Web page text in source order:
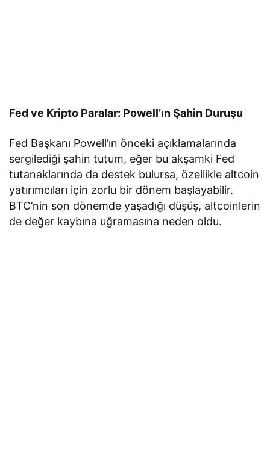
Fed ve Kripto Paralar: Powell’ın Şahin Duruşu
Fed Başkanı Powell’ın önceki açıklamalarında
sergilediği şahin tutum, eğer bu akşamki Fed
tutanaklarında da destek bulursa, özellikle altcoin
yatırımcıları için zorlu bir dönem başlayabilir.
BTC’nin son dönemde yaşadığı düşüş, altcoinlerin
de değer kaybına uğramasına neden oldu.